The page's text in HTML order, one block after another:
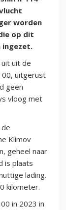
worden
op dit
ingezet.
uit de
uitgerust
geen
vloog met
Klimov
geheel naar
is plaats
lading.
kilometer.
in 2023 in